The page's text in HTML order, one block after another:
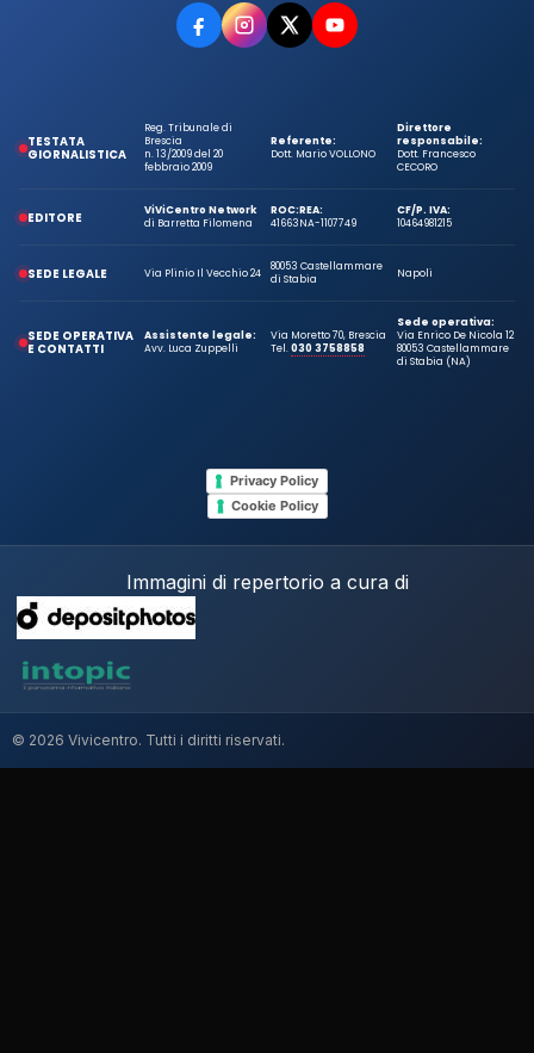
TESTATA
GIORNALISTICA
Reg. Tribunale di
Brescia
n. 13/2009 del 20
febbraio 2009
Referente:
Dott. Mario VOLLONO
Direttore
responsabile:
Dott. Francesco
CECORO
EDITORE
ViViCentro Network
di Barretta Filomena
ROC:
41663
REA:
NA-1107749
CF/P. IVA:
10464981215
SEDE LEGALE Via Plinio Il Vecchio 24
80053 Castellammare
di Stabia
Napoli
SEDE OPERATIVA
E CONTATTI
Assistente legale:
Avv. Luca Zuppelli
Via Moretto 70, Brescia
Tel.030 3758858
Sede operativa:
Via Enrico De Nicola 12
80053 Castellammare
di Stabia (NA)
Privacy Policy
Cookie Policy
Immagini di repertorio a cura di
© 2026 Vivicentro. Tutti i diritti riservati.